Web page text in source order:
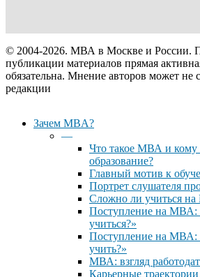
© 2004-2026. МВА в Москве и России.
публикации материалов прямая
обязательна. Мнение авторов может не
редакции
Close
Зачем MBA?
—
Что такое МВА и кому
образование?
Главный мотив к
Портрет слушателя
Сложно ли учиться
Поступление на МВА:
учиться?»
Поступление на МВА:
учить?»
МВА: взгляд
Карьерные